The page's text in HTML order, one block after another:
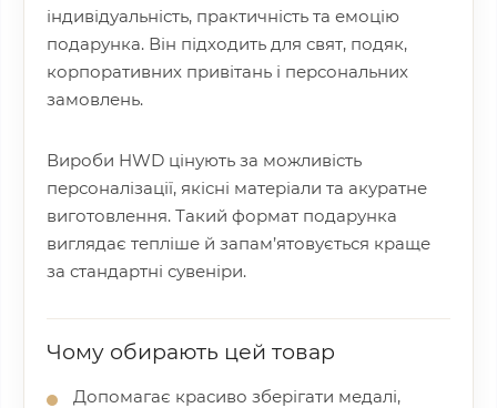
індивідуальність, практичність та емоцію
подарунка. Він підходить для свят, подяк,
корпоративних привітань і персональних
замовлень.
Вироби HWD цінують за можливість
персоналізації, якісні матеріали та акуратне
виготовлення. Такий формат подарунка
виглядає тепліше й запам’ятовується краще
за стандартні сувеніри.
Чому обирають цей товар
Допомагає красиво зберігати медалі,